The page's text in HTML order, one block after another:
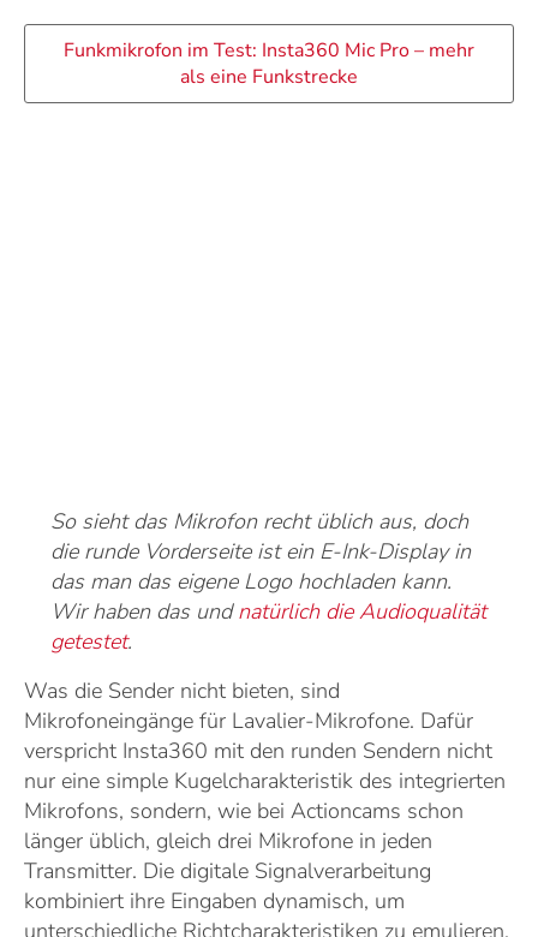
Funkmikrofon im Test: Insta360 Mic Pro – mehr
als eine Funkstrecke
So sieht das Mikrofon recht üblich aus, doch
die runde Vorderseite ist ein E-Ink-Display in
das man das eigene Logo hochladen kann.
Wir haben das undnatürlich die Audioqualität
getestet.
Was die Sender nicht bieten, sind
Mikrofoneingänge für Lavalier-Mikrofone. Dafür
verspricht Insta360 mit den runden Sendern nicht
nur eine simple Kugelcharakteristik des integrierten
Mikrofons, sondern, wie bei Actioncams schon
länger üblich, gleich drei Mikrofone in jeden
Transmitter. Die digitale Signalverarbeitung
kombiniert ihre Eingaben dynamisch, um
unterschiedliche Richtcharakteristiken zu emulieren,